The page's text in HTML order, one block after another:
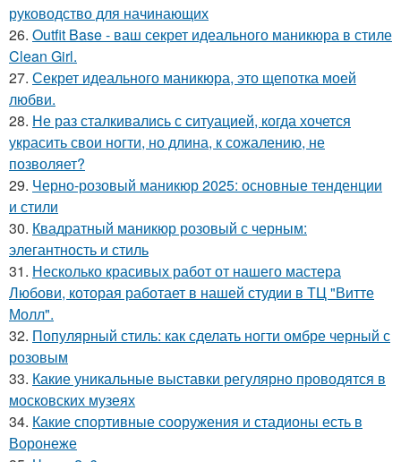
руководство для начинающих
26. Outfit Base - ваш секрет идеального маникюра в стиле
Clean Girl.
27. Секрет идеального маникюра, это щепотка моей
любви.
28. Не раз сталкивались с ситуацией, когда хочется
украсить свои ногти, но длина, к сожалению, не
позволяет?
29. Черно-розовый маникюр 2025: основные тенденции
и стили
30. Квадратный маникюр розовый с черным:
элегантность и стиль
31. Несколько красивых работ от нашего мастера
Любови, которая работает в нашей студии в ТЦ "Витте
Молл".
32. Популярный стиль: как сделать ногти омбре черный с
розовым
33. Какие уникальные выставки регулярно проводятся в
московских музеях
34. Какие спортивные сооружения и стадионы есть в
Воронеже